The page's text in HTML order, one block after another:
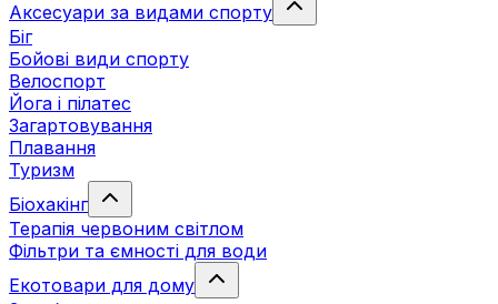
Аксесуари за видами спорту
Біг
Бойові види спорту
Велоспорт
Йога і пілатес
Загартовування
Плавання
Туризм
Біохакінг
Терапія червоним світлом
Фільтри та ємності для води
Екотовари для дому